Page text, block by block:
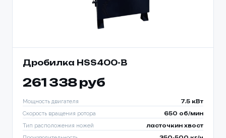
Дробилка HSS400-B
261 338 руб
Мощность двигателя 7.5 кВт
Скорость вращения ротора 650 об/мин
Тип расположения ножей ласточкин хвост